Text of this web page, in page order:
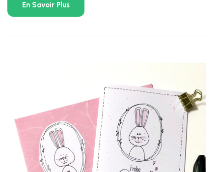
En Savoir Plus